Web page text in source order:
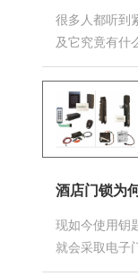
很多人都听到
及它究竟有什
酒店门锁为
现如今使用钥
就会采取电子